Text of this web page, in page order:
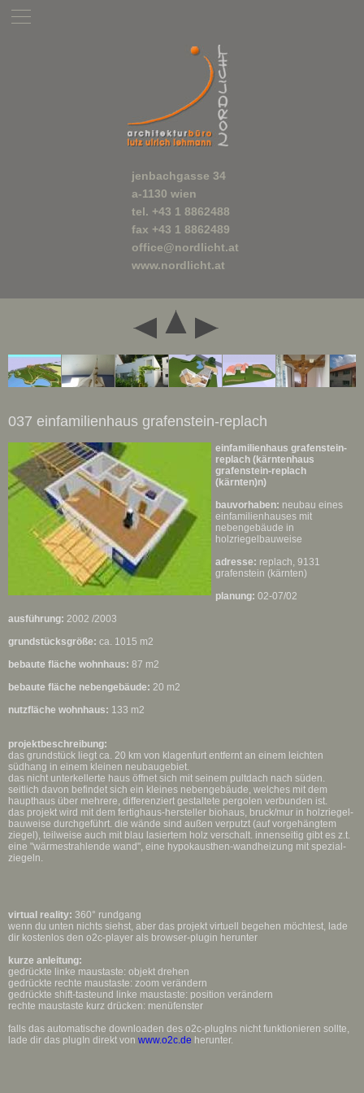
037 einfamilienhaus grafenstein-replach
einfamilienhaus grafenstein-
replach (kärntenhaus
grafenstein-replach
(kärnten)n)
bauvorhaben: neubau eines
einfamilienhauses mit
nebengebäude in
holzriegelbauweise
adresse: replach, 9131
grafenstein (kärnten)
planung: 02-07/02
ausführung: 2002 /2003
grundstücksgröße: ca. 1015 m2
bebaute fläche wohnhaus: 87 m2
bebaute fläche nebengebäude: 20 m2
nutzfläche wohnhaus: 133 m2
projektbeschreibung:
das grundstück liegt ca. 20 km von klagenfurt entfernt an einem leichten
südhang in einem kleinen neubaugebiet.
das nicht unterkellerte haus öffnet sich mit seinem pultdach nach süden.
seitlich davon befindet sich ein kleines nebengebäude, welches mit dem
haupthaus über mehrere, differenziert gestaltete pergolen verbunden ist.
das projekt wird mit dem fertighaus-hersteller biohaus, bruck/mur in holzriegel-
bauweise durchgeführt. die wände sind außen verputzt (auf vorgehängtem
ziegel), teilweise auch mit blau lasiertem holz verschalt. innenseitig gibt es z.t.
eine "wärmestrahlende wand", eine hypokausthen-wandheizung mit spezial-
ziegeln.
virtual reality: 360° rundgang
wenn du unten nichts siehst, aber das projekt virtuell begehen möchtest, lade
dir kostenlos den o2c-player als browser-plugin herunter
kurze anleitung:
gedrückte linke maustaste: objekt drehen
gedrückte rechte maustaste: zoom verändern
gedrückte shift-tasteund linke maustaste: position verändern
rechte maustaste kurz drücken: menüfenster
falls das automatische downloaden des o2c-plugIns nicht funktionieren sollte,
lade dir das plugIn direkt von www.o2c.de herunter.
jenbachgasse 34
a-1130 wien
tel. +43 1 8862488
fax +43 1 8862489
office@nordlicht.at
www.nordlicht.at